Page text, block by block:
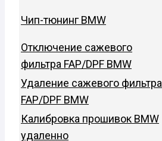
Чип-тюнинг BMW
Отключение сажевого
фильтра FAP/DPF BMW
Удаление сажевого фильтра
FAP/DPF BMW
Калибровка прошивок BMW
удаленно